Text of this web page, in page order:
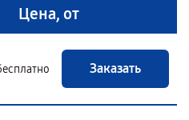
Цена, от
Заказать